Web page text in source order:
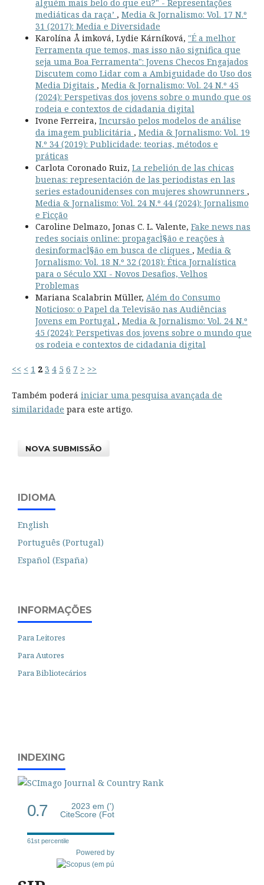
alguém mais belo do que eu?" - Representações
mediáticas da raça’ , Media & Jornalismo: Vol. 17 N.º
31 (2017): Media e Diversidade
Karolína Å imková, Lydie Kárníková, "É a melhor
Ferramenta que temos, mas isso não significa que
seja uma Boa Ferramenta": Jovens Checos Engajados
Discutem como Lidar com a Ambiguidade do Uso dos
Media Digitais , Media & Jornalismo: Vol. 24 N.º 45
(2024): Perspetivas dos jovens sobre o mundo que os
rodeia e contextos de cidadania digital
Ivone Ferreira, Incursão pelos modelos de análise
da imagem publicitária , Media & Jornalismo: Vol. 19
N.º 34 (2019): Publicidade: teorias, métodos e
práticas
Carlota Coronado Ruiz, La rebelión de las chicas
buenas: representación de las periodistas en las
series estadounidenses con mujeres showrunners ,
Media & Jornalismo: Vol. 24 N.º 44 (2024): Jornalismo
e Ficção
Caroline Delmazo, Jonas C. L. Valente, Fake news nas
redes sociais online: propagacÌ§ão e reações à
desinformacÌ§ão em busca de cliques , Media &
Jornalismo: Vol. 18 N.º 32 (2018): Ética Jornalística
para o Século XXI - Novos Desafios, Velhos
Problemas
Mariana Scalabrin Müller, Além do Consumo
Noticioso: o Papel da Televisão nas Audiências
Jovens em Portugal , Media & Jornalismo: Vol. 24 N.º
45 (2024): Perspetivas dos jovens sobre o mundo que
os rodeia e contextos de cidadania digital
<< < 1 2 3 4 5 6 7 > >>
Também poderá iniciar uma pesquisa avançada de
similaridade para este artigo.
NOVA SUBMISSÃO
IDIOMA
English
Português (Portugal)
Español (España)
INFORMAÇÕES
Para Leitores
Para Autores
Para Bibliotecários
INDEXING
0.7
2023 em (')
CiteScore (Fot
61st percentile
Powered by